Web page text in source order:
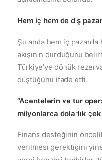
Hem iç hem de dış
Şu anda hem iç pazarda
akışının durduğunu
Türkiye’ye dönük
düştüğünü ifade etti.
”Acentelerin ve tur
milyonlarca dolarlık
Finans desteğinin
verilmesi gerektiğini